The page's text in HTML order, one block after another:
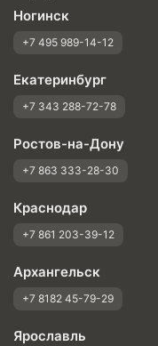
Ногинск
+7 495 989-14-12
Екатеринбург
+7 343 288-72-78
Ростов-на-Дону
+7 863 333-28-30
Краснодар
+7 861 203-39-12
Архангельск
+7 8182 45-79-29
Ярославль